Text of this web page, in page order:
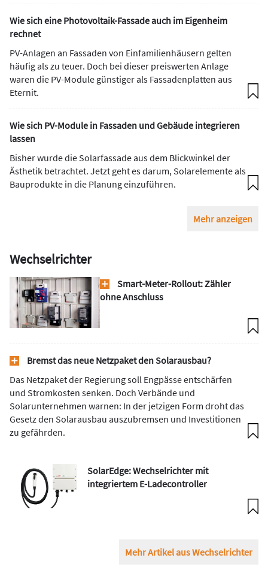
Wie sich eine Photovoltaik-Fassade auch im Eigenheim
rechnet
PV-Anlagen an Fassaden von Einfamilienhäusern gelten
häufig als zu teuer. Doch bei dieser preiswerten Anlage
waren die PV-Module günstiger als Fassadenplatten aus
Eternit.
Wie sich PV-Module in Fassaden und Gebäude integrieren
lassen
Bisher wurde die Solarfassade aus dem Blickwinkel der
Ästhetik betrachtet. Jetzt geht es darum, Solarelemente als
Bauprodukte in die Planung einzuführen.
Mehr anzeigen
Wechselrichter
Smart-Meter-Rollout: Zähler
ohne Anschluss
Bremst das neue Netzpaket den Solarausbau?
Das Netzpaket der Regierung soll Engpässe entschärfen
und Stromkosten senken. Doch Verbände und
Solarunternehmen warnen: In der jetzigen Form droht das
Gesetz den Solarausbau auszubremsen und Investitionen
zu gefährden.
SolarEdge: Wechselrichter mit
integriertem E-Ladecontroller
Mehr Artikel aus Wechselrichter